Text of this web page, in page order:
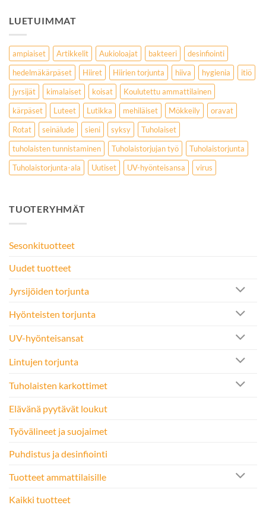
LUETUIMMAT
ampiaiset Artikkelit Aukioloajat bakteeri
desinfiointi
hedelmäkärpäset
Hiiret Hiirien torjunta hiiva hygienia
itiö
jyrsijät
kimalaiset koisat
Koulutettu ammattilainen
kärpäset
Luteet Lutikka mehiläiset Mökkeily
oravat
Rotat
seinälude sieni syksy
Tuholaiset
tuholaisten tunnistaminen
Tuholaistorjujan työ
Tuholaistorjunta
Tuholaistorjunta-ala
Uutiset UV-hyönteisansa virus
TUOTERYHMÄT
Sesonkituotteet
Uudet tuotteet
Jyrsijöiden torjunta
Hyönteisten torjunta
UV-hyönteisansat
Lintujen torjunta
Tuholaisten karkottimet
Elävänä pyytävät loukut
Työvälineet ja suojaimet
Puhdistus ja desinfiointi
Tuotteet ammattilaisille
Kaikki tuotteet